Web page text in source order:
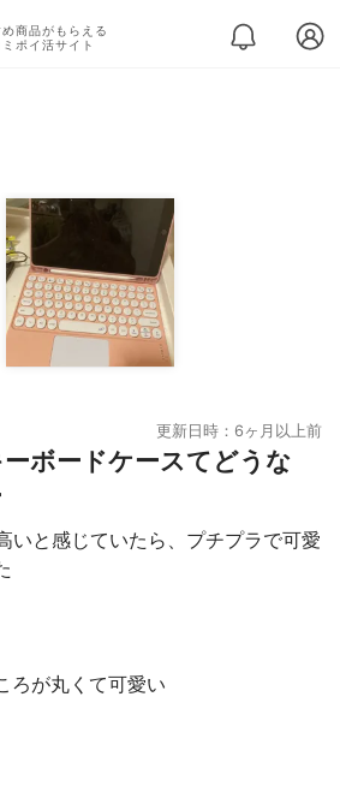
め商品がもらえる
ポイ活サイト
更新日時：6ヶ月以上前
ボードケースてどうな
いと感じていたら、プチプラで可愛
ろが丸くて可愛い